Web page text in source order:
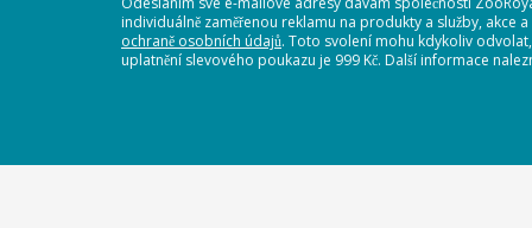
individuálně zaměřenou reklamu na produkty a služby, akce
ochraně osobních údajů. Toto svolení mohu kdykoliv
uplatnění slevového poukazu je 999 Kč. Další informace